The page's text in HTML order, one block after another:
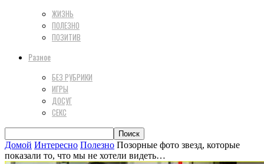
ЖИЗНЬ
ПОЛЕЗНО
ПОЗИТИВ
Разное
БЕЗ РУБРИКИ
ИГРЫ
ДОСУГ
СЕКС
Домой Интересно Полезно Позорные фото звезд, которые
показали то, что мы не хотели видеть…